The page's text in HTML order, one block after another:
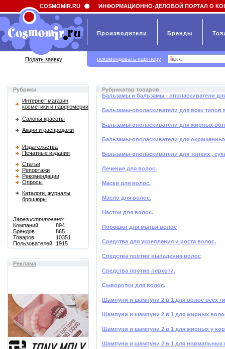
Field 'news_title' doesn't have a default value
Рубрики
Интернет магазин
косметики и парфюмерии
Салоны красоты
Акции и распродажи
Издательства
Печатные издания
Статьи
Репортажи
Рекомендации
Опросы
Каталоги, журналы,
брошюры
Зарегистрировано:
Компаний
894
Брендов
865
Товаров
10351
Пользователей
1915
Реклама
Рубрикатор товаров
Бальзамы и бальзамы - ополаскиватели
Бальзамы-ополаскиватели для всех типов
Бальзамы-ополаскиватели для жирных
Бальзамы-ополаскиватели для
Бальзамы-ополаскиватели для тонких ,
Лечение для волос.
Маски для волос.
Масло для волос.
Настои для волос.
Порошки для мытья волос
Средства для укрепления и роста волос.
Средства против выпадения волос
Средства против перхоти.
Сыворотки для волос.
Шампуни и шампуни 2 в 1 для волос всех
Шампуни и шампуни 2 в 1 для жирных
Шампуни и шампуни 2 в 1 для жирных у
Шампуни и шампуни 2 в 1 для нормальных
COSMOMIR.RU ИНФОРМАЦИОННО-ДЕЛОВОЙ ПОРТАЛ О
Производители Бренды
Подать заявку рекомендовать партнеру